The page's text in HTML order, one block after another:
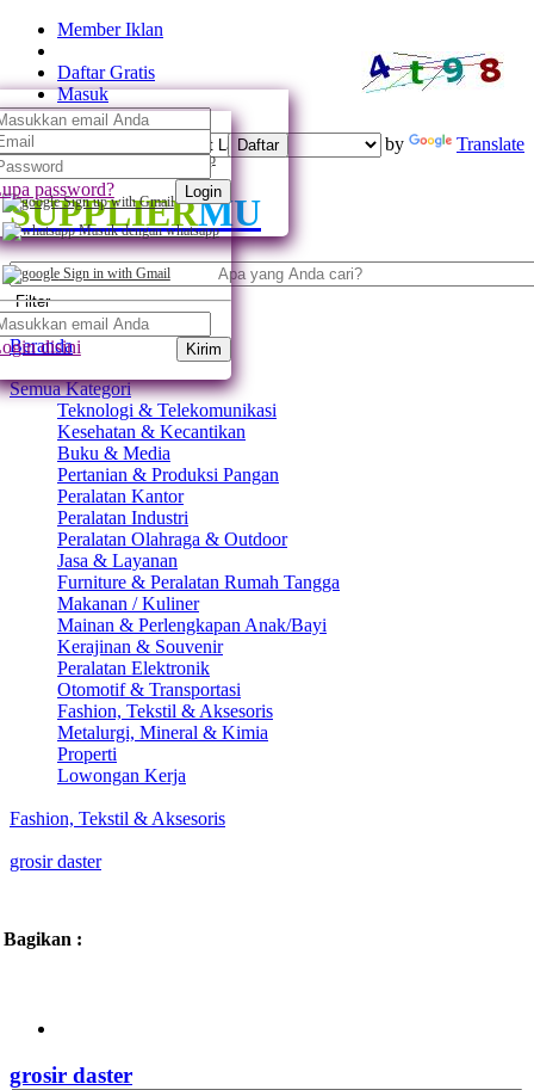
Member Iklan
Daftar Gratis
Daftar
Daftar dengan whatsapp
Sign up with Gmail
Masuk
password? Login
Masuk dengan whatsapp
Sign in with Gmail
disini Kirim
Powered by Translate
SUPPLIERMU
Filter
Beranda
Semua Kategori
Teknologi & Telekomunikasi
Kesehatan & Kecantikan
Buku & Media
Pertanian & Produksi Pangan
Peralatan Kantor
Peralatan Industri
Peralatan Olahraga & Outdoor
Jasa & Layanan
Furniture & Peralatan Rumah Tangga
Makanan / Kuliner
Mainan & Perlengkapan Anak/Bayi
Kerajinan & Souvenir
Peralatan Elektronik
Otomotif & Transportasi
Fashion, Tekstil & Aksesoris
Metalurgi, Mineral & Kimia
Properti
Lowongan Kerja
Fashion, Tekstil & Aksesoris
grosir daster
Bagikan :
grosir daster